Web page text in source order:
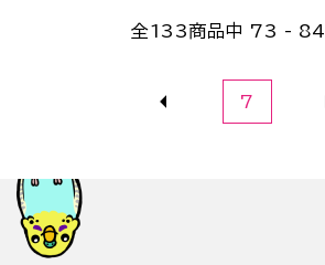
全133商品中 73 - 84
7